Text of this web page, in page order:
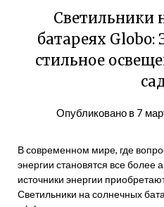
Светильники
батареях
стильное
Опубликовано в 7
В современном мире, где
энергии становятся все более
источники энергии
Светильники на солнечных